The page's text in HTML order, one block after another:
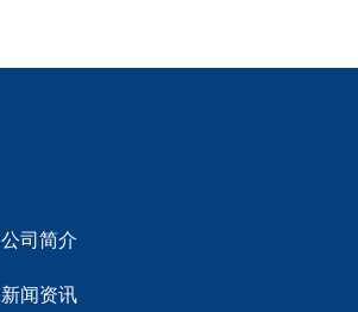
公司简介
新闻资讯